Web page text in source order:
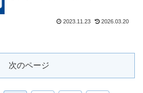
2023.11.23 2026.03.20
次のページ